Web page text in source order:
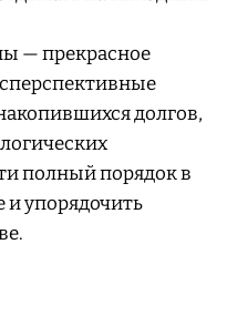
— прекрасное
долгов,
полный порядок в
упорядочить